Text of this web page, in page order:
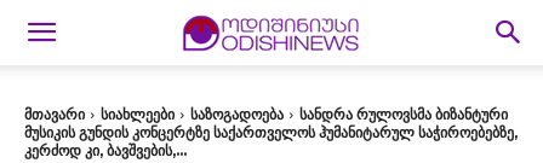
მთავარი სიახლეები საზოგადოება
სანდრა რულოვსმა ბიზანტური
მუსიკის გუნდის კონცერტზე საქართველოს ჰუმანიტარულ საჭიროებებზე,
კერძოდ კი, ბავშვების,...